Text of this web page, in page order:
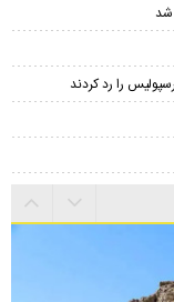
شد
را رد کردند